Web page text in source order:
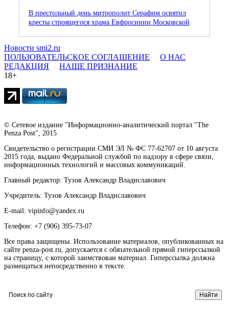
В престольный день митрополит Серафим освятил
кресты строящегося храма Евфросинии Московской
Новости smi2.ru
ПОЛЬЗОВАТЕЛЬСКОЕ СОГЛАШЕНИЕ
О НАС
РЕДАКЦИЯ
НАШЕ ПРИЗНАНИЕ
18+
© Сетевое издание "Информационно-аналитический портал "The
Penza Post", 2015
Свидетельство о регистрации СМИ ЭЛ № ФС 77-62707 от 10 августа
2015 года, выдано Федеральной службой по надзору в сфере связи,
информационных технологий и массовых коммуникаций.
Главный редактор: Тузов Александр Владиславович
Учредитель: Тузов Александр Владиславович
E-mail: vipinfo@yandex.ru
Телефон: +7 (906) 395-73-07
Все права защищены. Использование материалов, опубликованных на
сайте penza-post.ru, допускается с обязательной прямой гиперссылкой
на страницу, с которой заимствован материал. Гиперссылка должна
размещаться непосредственно в тексте.